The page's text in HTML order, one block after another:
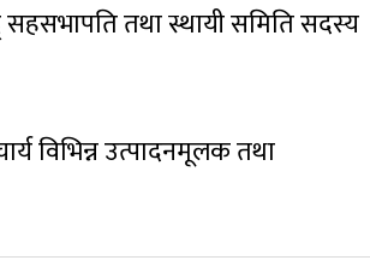
सहसभापति तथा स्थायी समिति सदस्य
विभिन्न उत्पादनमूलक तथा